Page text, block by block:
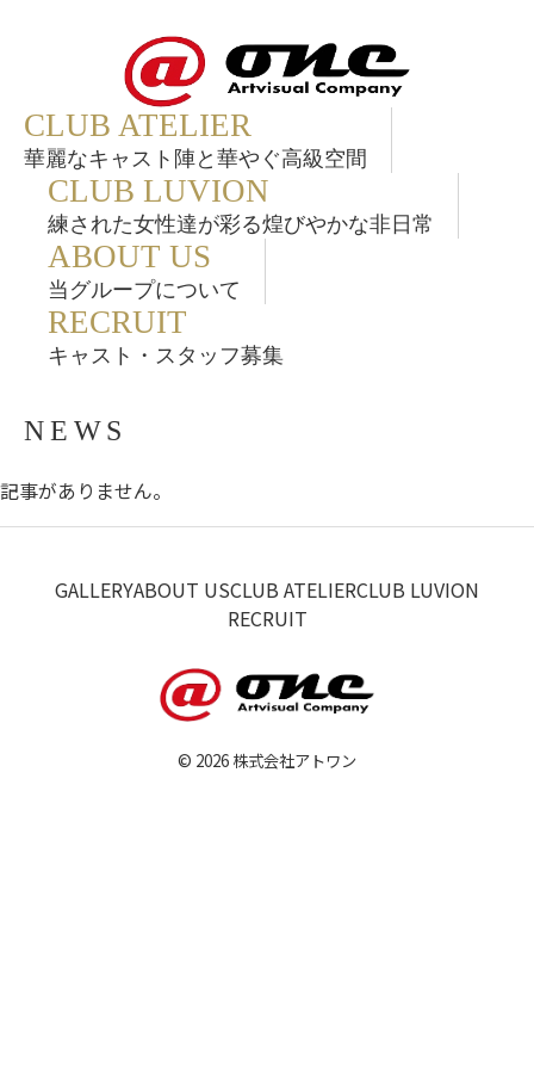
CLUB ATELIER
華麗なキャスト陣と華やぐ高級空間
CLUB LUVION
練された女性達が彩る煌びやかな非日常
ABOUT US
当グループについて
RECRUIT
キャスト・スタッフ募集
NEWS
記事がありません。
GALLERYABOUT USCLUB ATELIERCLUB LUVION
RECRUIT
© 2026 株式会社アトワン